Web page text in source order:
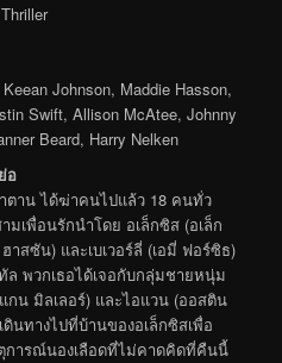
Johnson, Maddie Hasson,
Swift, Allison McAtee, Johnny
Beard, Harry Nelken
อ
าน ได้ฆ่าคนไปแล้ว 18 คนทั่ว
เพื่อนรักนำโดย อเล็กซิส (อเล็ก
สซัน) และเบเวอร์ลี่ (เอมี่ ฟอร์ซิธ)
ล พวกเธอได้เจอกับกลุ่มชายหนุ่ม
น มิลเลอร์) และไอแวน (ออสติน
นทางไปที่บ้านของอเล็กซิสเพื่อ
การณ์นองเลือดที่ไม่คาดคิดที่คืนนี้